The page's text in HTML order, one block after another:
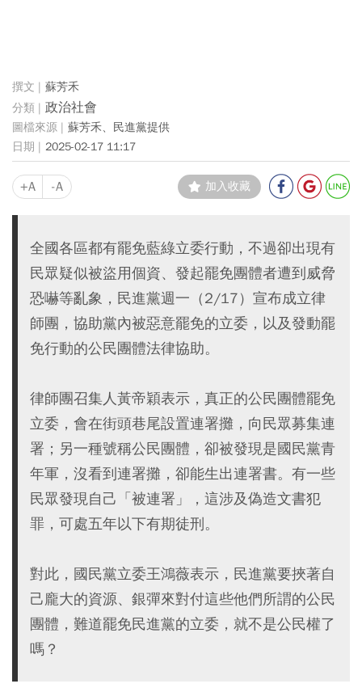
蘇芳禾
政治社會
蘇芳禾、民進黨提供
2025-02-17 11:17
+A -A 加入收藏
全國各區都有罷免藍綠立委行動，不過卻出現有
民眾疑似被盜用個資、發起罷免團體者遭到威脅
恐嚇等亂象，民進黨週一（2/17）宣布成立律
師團，協助黨內被惡意罷免的立委，以及發動罷
免行動的公民團體法律協助。
律師團召集人黃帝穎表示，真正的公民團體罷免
立委，會在街頭巷尾設置連署攤，向民眾募集連
署；另一種號稱公民團體，卻被發現是國民黨青
年軍，沒看到連署攤，卻能生出連署書。有一些
民眾發現自己「被連署」，這涉及偽造文書犯
罪，可處五年以下有期徒刑。
對此，國民黨立委王鴻薇表示，民進黨要挾著自
己龐大的資源、銀彈來對付這些他們所謂的公民
團體，難道罷免民進黨的立委，就不是公民權了
嗎？